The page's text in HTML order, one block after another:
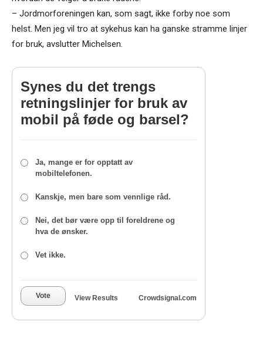
– Jordmorforeningen kan, som sagt, ikke forby noe som
helst. Men jeg vil tro at sykehus kan ha ganske stramme linjer
for bruk, avslutter Michelsen.
Synes du det trengs
retningslinjer for bruk av
mobil på føde og barsel?
Ja, mange er for opptatt av
mobiltelefonen.
Kanskje, men bare som vennlige råd.
Nei, det bør være opp til foreldrene og
hva de ønsker.
Vet ikke.
Vote View Results Crowdsignal.com